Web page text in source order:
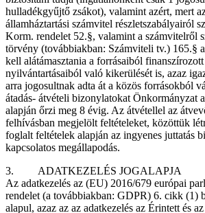
hulladékgyűjtő zsákot), valamint azért, mert
államháztartási számvitel részletszabályairól
Korm. rendelet 52.§, valamint a számvitelről
törvény (továbbiakban: Számviteli tv.) 165.§
kell alátámasztania a forrásaiból
nyilvántartásaiból való kikerülését is, azaz
arra jogosultnak adta át a közös forrásokból
átadás- átvételi bizonylatokat Önkormányzat
alapján őrzi meg 8 évig. Az átvétellel az
felhívásban megjelölt feltételeket, közöttük
foglalt feltételek alapján az ingyenes juttatás
kapcsolatos megállapodás.
3. ADATKEZELÉS JOGALAPJA
Az adatkezelés az (EU) 2016/679 európai
rendelet (a továbbiakban: GDPR) 6. cikk (1)
alapul, azaz az az adatkezelés az Érintett és